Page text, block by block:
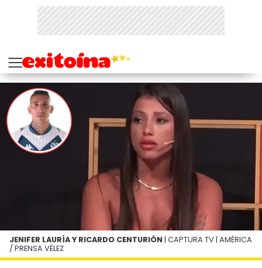
JENIFER LAURÍA Y RICARDO CENTURIÓN | CAPTURA TV | AMÉRICA
/ PRENSA VÉLEZ